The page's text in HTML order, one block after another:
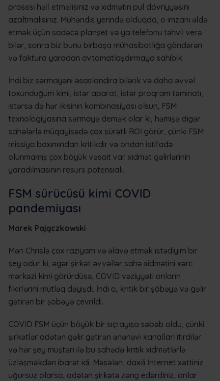
prosesi həll etməlisiniz və xidmətin pul dövriyyəsini
azaltmalısınız. Mühəndis yerində olduqda, o imzanı əldə
etmək üçün sadəcə planşet və ya telefonu təhvil verə
bilər, sonra biz bunu birbaşa mühasibatlığa göndərən
və faktura yaradan avtomatlaşdırmaya sahibik.
İndi biz sərmayəni əsaslandıra bilərik və daha əvvəl
toxunduğum kimi, istər aparat, istər proqram təminatı,
istərsə də hər ikisinin kombinasiyası olsun, FSM
texnologiyasına sərmayə demək olar ki, həmişə digər
sahələrlə müqayisədə çox sürətli ROI görür, çünki FSM
missiya baxımından kritikdir və ondan istifadə
olunmamış çox böyük vəsait var. xidmət gəlirlərinin
yaradılmasının resurs potensialı.
FSM sürücüsü kimi COVID
pandemiyası
Marek Pajączkowski
Mən Chrislə çox razıyam və əlavə etmək istədiyim bir
şey odur ki, əgər şirkət əvvəllər sahə xidmətini xərc
mərkəzi kimi görürdüsə, COVID vəziyyəti onların
fikirlərini mütləq dəyişdi. İndi o, kritik bir şöbəyə və gəlir
gətirən bir şöbəyə çevrildi.
COVID FSM üçün böyük bir sıçrayışa səbəb oldu, çünki
şirkətlər adətən gəlir gətirən ənənəvi kanalları itirdilər
və hər şey müştəri ilə bu sahədə kritik xidmətlərlə
üzləşməkdən ibarət idi. Məsələn, daxili İnternet xəttiniz
uğursuz olarsa, adətən şirkətə zəng edərdiniz, onlar